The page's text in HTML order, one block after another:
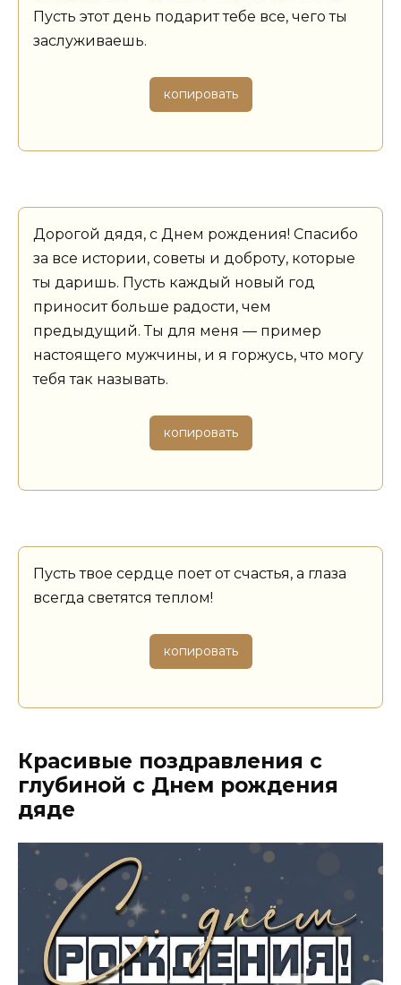
Пусть этот день подарит тебе все, чего ты
заслуживаешь.
копировать
Дорогой дядя, с Днем рождения! Спасибо
за все истории, советы и доброту, которые
ты даришь. Пусть каждый новый год
приносит больше радости, чем
предыдущий. Ты для меня — пример
настоящего мужчины, и я горжусь, что могу
тебя так называть.
копировать
Пусть твое сердце поет от счастья, а глаза
всегда светятся теплом!
копировать
Красивые поздравления с
глубиной с Днем рождения
дяде